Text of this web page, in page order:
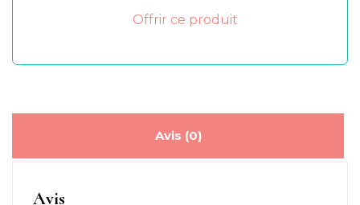
Offrir ce produit
Avis (0)
Avis